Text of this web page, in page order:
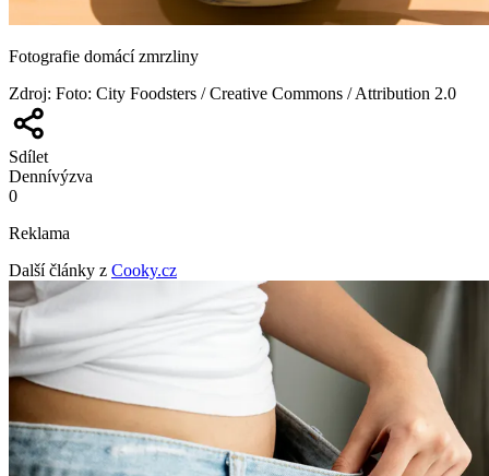
Fotografie domácí zmrzliny
Zdroj: Foto: City Foodsters / Creative Commons / Attribution 2.0
Sdílet
Dennívýzva
0
Reklama
Další články z Cooky.cz